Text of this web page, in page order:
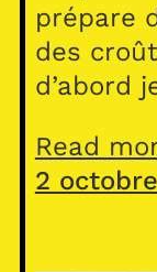
prépare
des
d’abord
Read
2